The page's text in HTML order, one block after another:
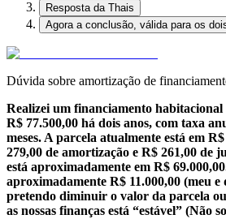
Resposta da Thais
Agora a conclusão, válida para os
Dúvida sobre amortização de
Realizei um financiamento
R$ 77.500,00 há dois anos, com taxa
meses. A parcela atualmente está em
279,00 de amortização e R$ 261,00 de
está aproximadamente em R$
aproximadamente R$ 11.000,00 (meu
pretendo diminuir o valor da parcela
as nossas finanças está “estável” (Não